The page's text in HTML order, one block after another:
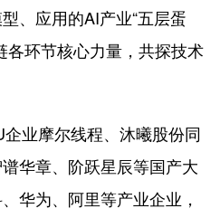
湖北 湖南
海南 重庆
青海 宁夏
黑龙江
、应用的AI产业“五层蛋
各环节核心力量，共探技术
业摩尔线程、沐曦股份同
华章、阶跃星辰等国产大
华为、阿里等产业企业，